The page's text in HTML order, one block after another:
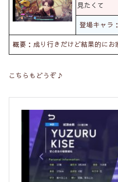
見たくて
登場キャラ
概要：成り行きだけど結果的に
こちらもどうぞ♪